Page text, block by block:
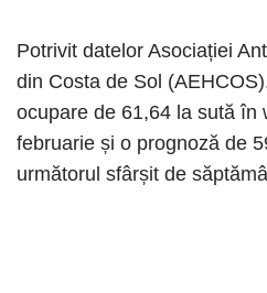
Potrivit datelor Asociației
din Costa de Sol
ocupare de 61,64 la sută în
februarie și o prognoză de
următorul sfârșit de